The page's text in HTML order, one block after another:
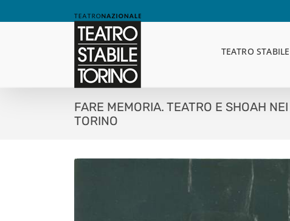
TEATRO
FARE MEMORIA. TEATRO E SHOAH
TORINO